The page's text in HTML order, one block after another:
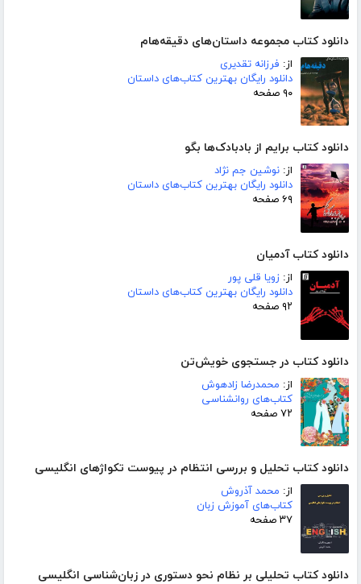
دانلود کتاب مجموعه داستان‌های دقیقه‌هام
از: فرزانه تقدیری
دانلود رایگان بهترین کتاب‌های داستان
۹۰ صفحه
دانلود کتاب برایم از بادبادک‌ها بگو
از: نوشین جم نژاد
دانلود رایگان بهترین کتاب‌های داستان
۶۹ صفحه
دانلود کتاب آدمیان
از: زویا قلی پور
دانلود رایگان بهترین کتاب‌های داستان
۹۲ صفحه
دانلود کتاب در جستجوی خویش‌تن
از: محمدرضا زادهوش
کتاب‌های روانشناسی
۷۲ صفحه
دانلود کتاب تحلیل و بررسی انتظام در پیوست تکواژهای انگلیسی
از: محمد آذروش
کتاب‌های آموزش زبان
۳۷ صفحه
دانلود کتاب تحلیلی بر نظام نحو دستوری در زبان‌شناسی انگلیسی